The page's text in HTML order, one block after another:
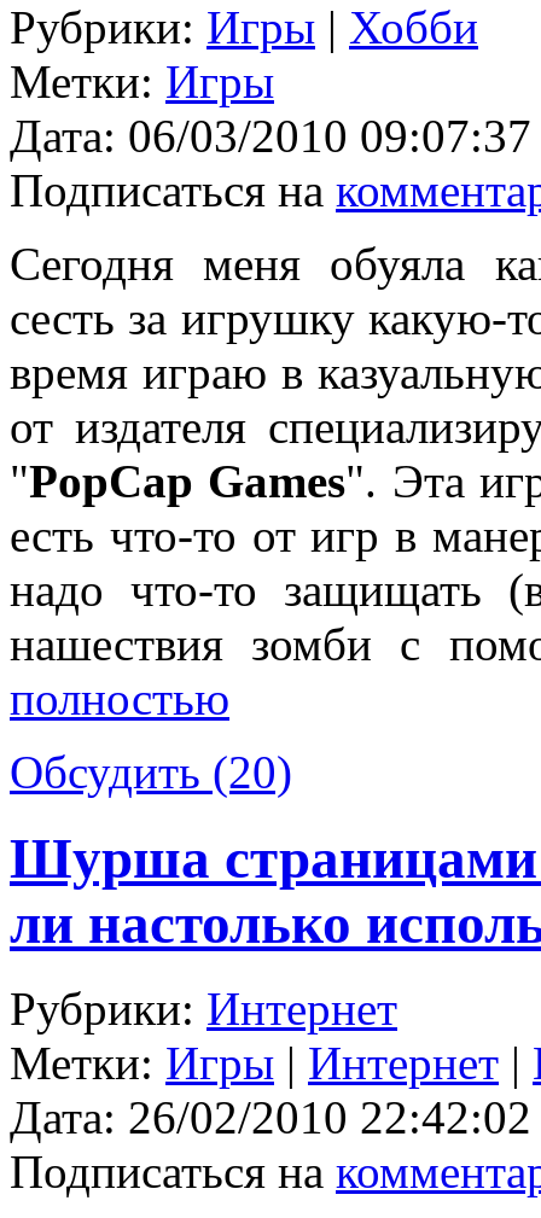
Рубрики: Игры | Хобби
Метки: Игры
Дата: 06/03/2010 09:07:37
Подписаться на
Сегодня меня обуяла
сесть за игрушку какую-
время играю в
от издателя
"PopCap Games". Эта
есть что-то от игр в
надо что-то защищать
нашествия зомби с
полностью
Обсудить (20)
Шурша страницами
ли настолько
Рубрики: Интернет
Метки: Игры | Интернет |
Дата: 26/02/2010 22:42:02
Подписаться на